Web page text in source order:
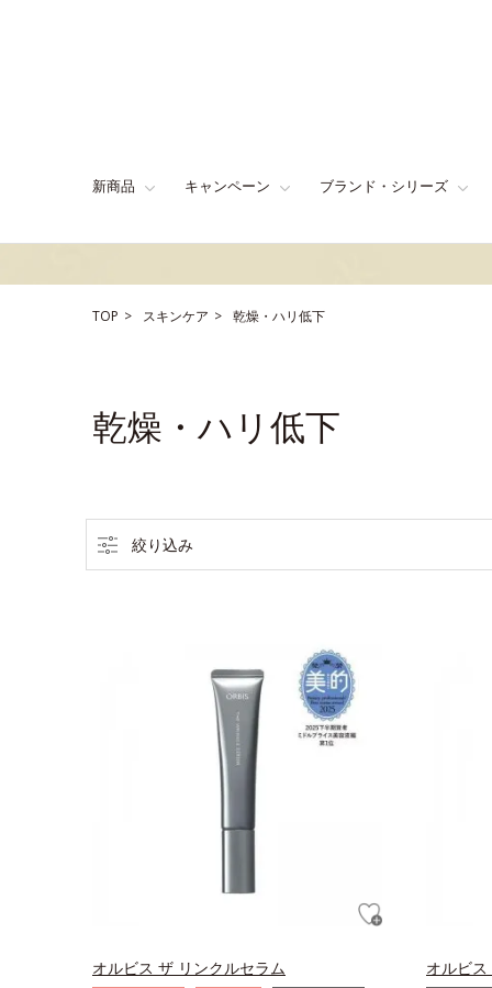
新商品 キャンペーン ブランド・シリーズ
TOP スキンケア 乾燥・ハリ低下
乾燥・ハリ低下
絞り込み
オルビス ザ リンクルセラム オルビ